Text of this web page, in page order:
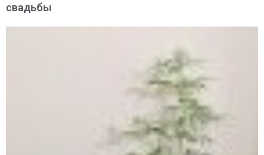
свадьбы